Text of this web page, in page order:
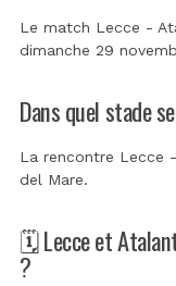
Le match Lecce -
dimanche 29
Dans quel stade
La rencontre Lecce
del Mare.
🗓️ Lecce et
?